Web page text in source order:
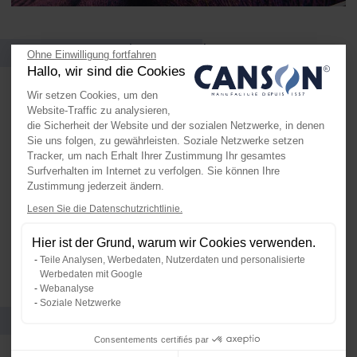
Formate und Verpackungen
Blatt
Ohne Einwilligung fortfahren
Hallo, wir sind die Cookies
Wir setzen Cookies, um den
Website-Traffic zu analysieren,
die Sicherheit der Website und der sozialen Netzwerke, in denen
Sie uns folgen, zu gewährleisten. Soziale Netzwerke setzen
Tracker, um nach Erhalt Ihrer Zustimmung Ihr gesamtes
Surfverhalten im Internet zu verfolgen. Sie können Ihre
Zustimmung jederzeit ändern.
Lesen Sie die Datenschutzrichtlinie.
Hier ist der Grund, warum wir Cookies verwenden.
Teile Analysen, Werbedaten, Nutzerdaten und personalisierte
Werbedaten mit Google
Webanalyse
Soziale Netzwerke
Consentements certifiés par
Axeptio consent
Unsere Plattform ermöglicht es